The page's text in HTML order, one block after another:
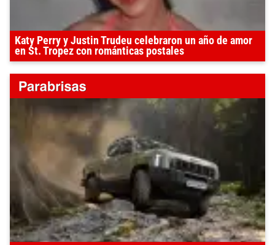
Katy Perry y Justin Trudeu celebraron un año de amor
en St. Tropez con románticas postales